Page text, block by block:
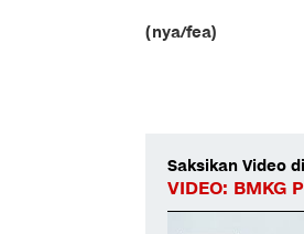
(nya/fea)
Saksikan Video
VIDEO: BMKG